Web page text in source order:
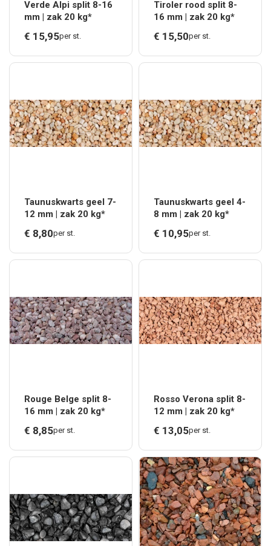
Verde Alpi split 8-16
mm | zak 20 kg*
€ 15,95per st.
Tiroler rood split 8-
16 mm | zak 20 kg*
€ 15,50per st.
Taunuskwarts geel 7-
12 mm | zak 20 kg*
€ 8,80per st.
Taunuskwarts geel 4-
8 mm | zak 20 kg*
€ 10,95per st.
Rouge Belge split 8-
16 mm | zak 20 kg*
€ 8,85per st.
Rosso Verona split 8-
12 mm | zak 20 kg*
€ 13,05per st.